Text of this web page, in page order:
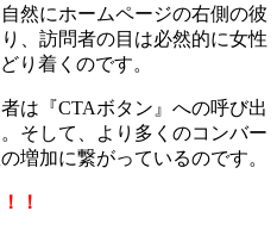
然にホームページの右側の彼
、訪問者の目は必然的に女性
り着くのです。
は『CTAボタン』への呼び出
そして、より多くのコンバー
増加に繋がっているのです。
！